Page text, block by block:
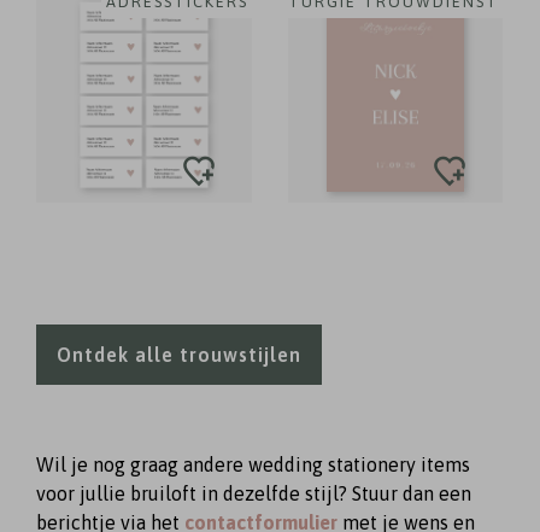
Ontdek alle trouwstijlen
Wil je nog graag andere wedding stationery items
voor jullie bruiloft in dezelfde stijl? Stuur dan een
berichtje via het contactformulier met je wens en